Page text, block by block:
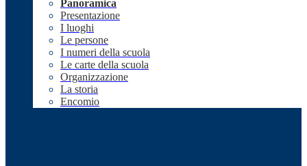
Panoramica
Presentazione
I luoghi
Le persone
I numeri della scuola
Le carte della scuola
Organizzazione
La storia
Encomio